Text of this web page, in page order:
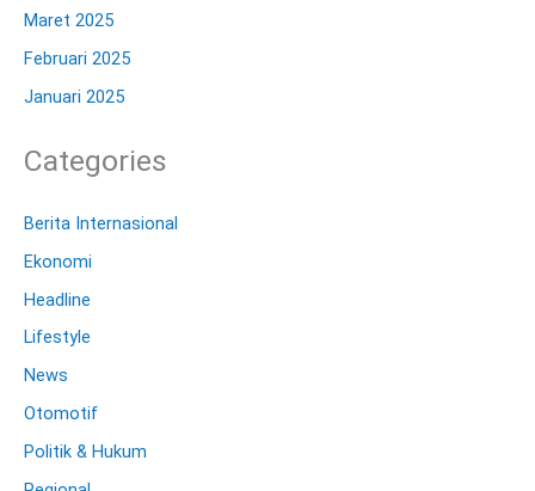
Maret 2025
Februari 2025
Januari 2025
Categories
Berita Internasional
Ekonomi
Headline
Lifestyle
News
Otomotif
Politik & Hukum